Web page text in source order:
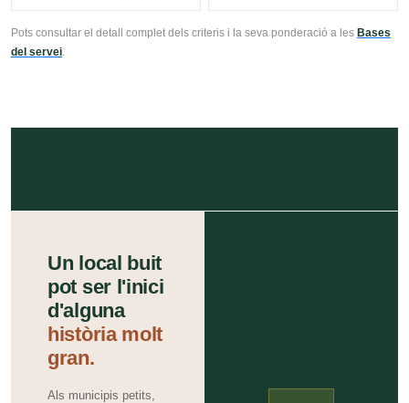
Pots consultar el detall complet dels criteris i la seva ponderació a les Bases
del servei.
Un local buit
pot ser l'inici
d'alguna
història molt
gran.
Als municipis petits,